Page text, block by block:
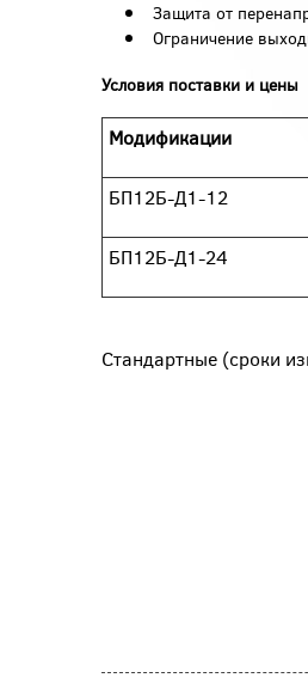
Защита от
Ограничение
Условия поставки и цены
Модификации
БП12Б-Д1-12
БП12Б-Д1-24
Стандартные (сроки